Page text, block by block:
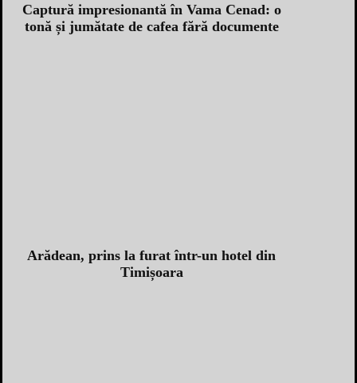
Captură impresionantă în Vama Cenad: o
tonă și jumătate de cafea fără documente
Arădean, prins la furat într-un hotel din
Timișoara